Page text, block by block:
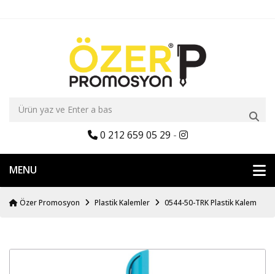
0 212 659 05 29 -
MENU
Özer Promosyon Plastik Kalemler 0544-50-TRK Plastik Kalem